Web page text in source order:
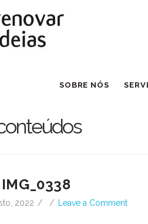
SOBRE NÓS
2022 Leave a Comment